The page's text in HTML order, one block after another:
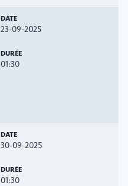
23-09-2025
01:30
30-09-2025
01:30